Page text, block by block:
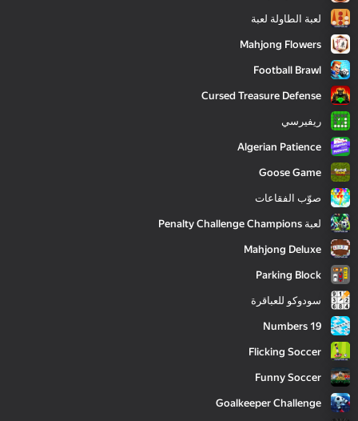
لعبة الطاولة لعبة
Mahjong Flowers
Football Brawl
Cursed Treasure Defense
ريفيرسي
Algerian Patience
Goose Game
صوّب الفقاعات
لعبة Penalty Challenge Champions
Mahjong Deluxe
Parking Block
سودوكو للعباقرة
Numbers 19
Flicking Soccer
Funny Soccer
Goalkeeper Challenge